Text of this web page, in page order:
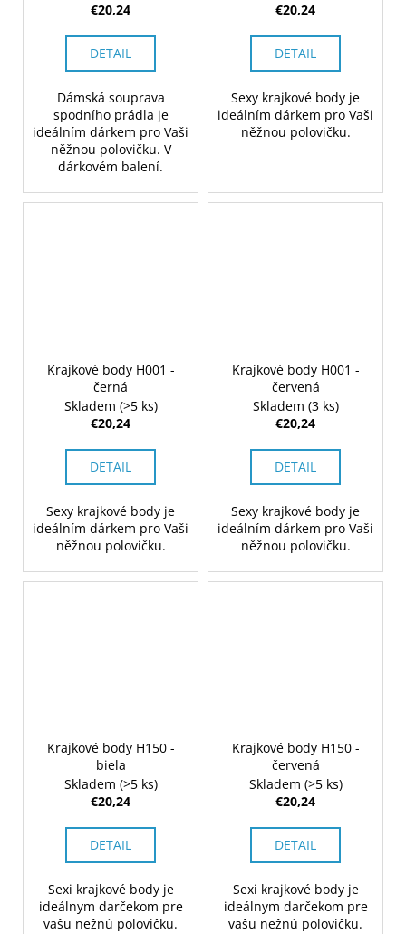
€20,24
DETAIL
Dámská souprava
spodního prádla je
ideálním dárkem pro Vaši
něžnou polovičku. V
dárkovém balení.
€20,24
DETAIL
Sexy krajkové body je
ideálním dárkem pro Vaši
něžnou polovičku.
Krajkové body H001 -
černá
Skladem (>5 ks)
€20,24
DETAIL
Sexy krajkové body je
ideálním dárkem pro Vaši
něžnou polovičku.
Krajkové body H001 -
červená
Skladem (3 ks)
€20,24
DETAIL
Sexy krajkové body je
ideálním dárkem pro Vaši
něžnou polovičku.
Krajkové body H150 -
biela
Skladem (>5 ks)
€20,24
DETAIL
Sexi krajkové body je
ideálnym darčekom pre
vašu nežnú polovičku.
Krajkové body H150 -
červená
Skladem (>5 ks)
€20,24
DETAIL
Sexi krajkové body je
ideálnym darčekom pre
vašu nežnú polovičku.